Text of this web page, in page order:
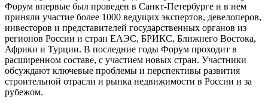
Форум впервые был проведен в Санкт-Петербурге и в нем
приняли участие более 1000 ведущих экспертов, девелоперов,
инвесторов и представителей государственных органов из
регионов России и стран ЕАЭС, БРИКС, Ближнего Востока,
Африки и Турции. В последние годы Форум проходит в
расширенном составе, с участием новых стран. Участники
обсуждают ключевые проблемы и перспективы развития
строительной отрасли и рынка недвижимости в России и за
рубежом.